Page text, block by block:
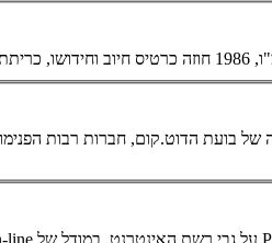
עם התנפצותה של בועת הדוט.קום, חברות